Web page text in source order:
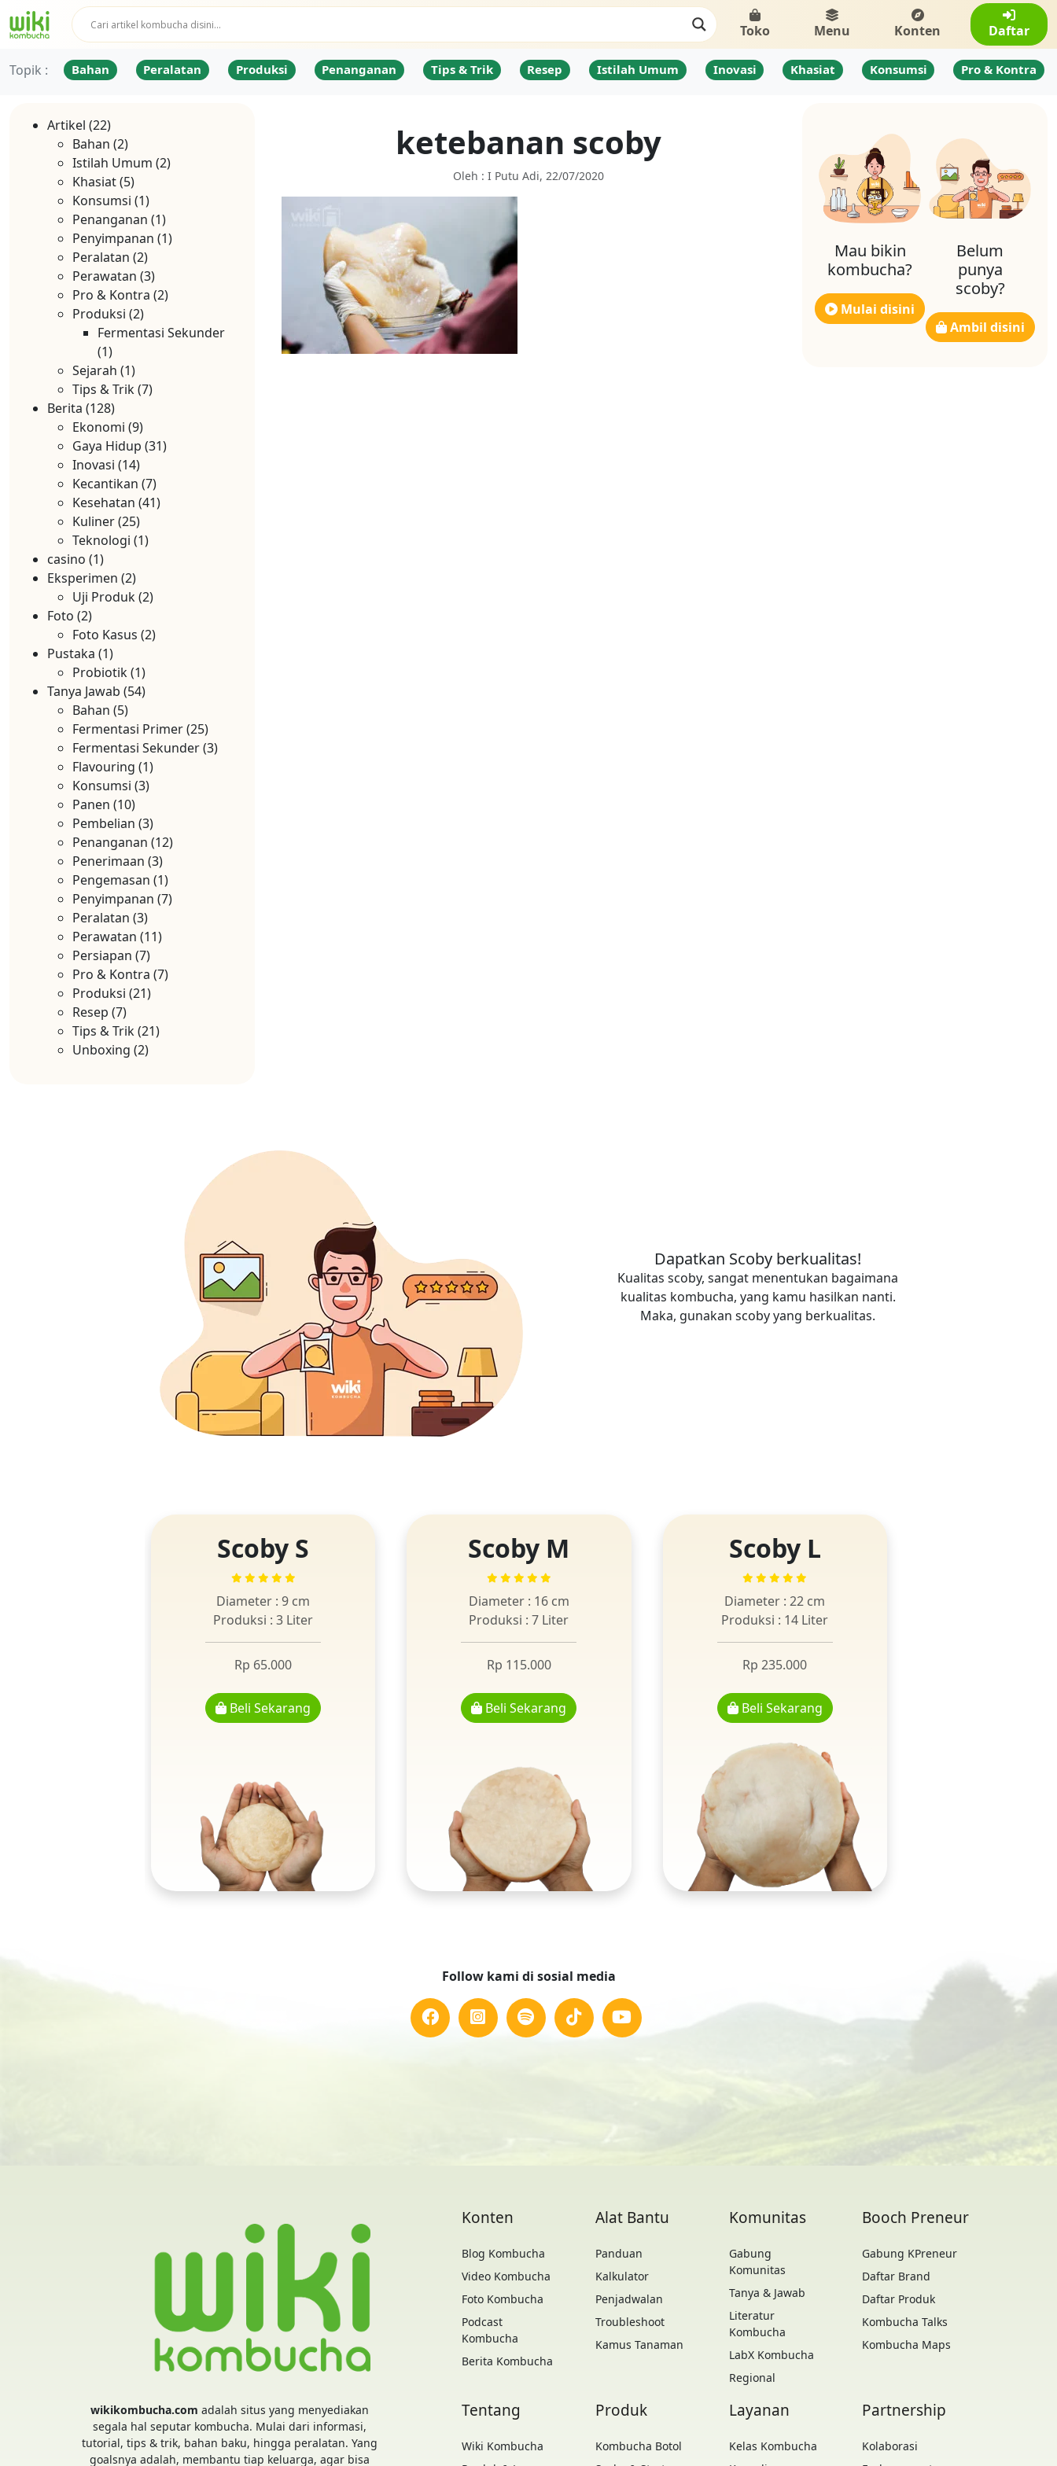
Toko Menu Konten Daftar
Topik : Bahan Peralatan Produksi Penanganan Tips & Trik Resep Istilah Umum Inovasi Khasiat Konsumsi Pro & Kontra
Mau bikin
kombucha?
Mulai disini
Belum
punya
scoby?
Ambil disini
ketebanan scoby
Oleh : I Putu Adi, 22/07/2020
Artikel (22)
Bahan (2)
Istilah Umum (2)
Khasiat(5)
Konsumsi (1)
Penanganan (1)
Penyimpanan (1)
Peralatan (2)
Perawatan (3)
Pro & Kontra (2)
Produksi (2)
Fermentasi Sekunder
(1)
Sejarah (1)
Tips & Trik(7)
Berita (128)
Ekonomi (9)
Gaya Hidup (31)
Inovasi (14)
Kecantikan (7)
Kesehatan (41)
Kuliner(25)
Teknologi (1)
casino (1)
Eksperimen (2)
Uji Produk(2)
Foto (2)
Foto Kasus (2)
Pustaka (1)
Probiotik(1)
Tanya Jawab (54)
Bahan (5)
Fermentasi Primer(25)
Fermentasi Sekunder(3)
Flavouring (1)
Konsumsi (3)
Panen (10)
Pembelian (3)
Penanganan (12)
Penerimaan (3)
Pengemasan (1)
Penyimpanan (7)
Peralatan (3)
Perawatan (11)
Persiapan (7)
Pro & Kontra (7)
Produksi (21)
Resep (7)
Tips & Trik(21)
Unboxing (2)
Dapatkan Scoby berkualitas!
Kualitas scoby, sangat menentukan bagaimana
kualitas kombucha, yang kamu hasilkan nanti.
Maka, gunakan scoby yang berkualitas.
Scoby S
Diameter : 9 cm
Produksi : 3 Liter
Rp 65.000
Beli Sekarang
Scoby M
Diameter : 16 cm
Produksi : 7 Liter
Rp 115.000
Beli Sekarang
Scoby L
Diameter : 22 cm
Produksi : 14 Liter
Rp 235.000
Beli Sekarang
Follow kami di sosial media
Konten
Blog Kombucha
Video Kombucha
Foto Kombucha
Podcast
Kombucha
Berita Kombucha
Alat Bantu
Panduan
Kalkulator
Penjadwalan
Troubleshoot
Kamus Tanaman
Komunitas
Gabung
Komunitas
Tanya & Jawab
Literatur
Kombucha
LabX Kombucha
Regional
Booch Preneur
Gabung KPreneur
Daftar Brand
Daftar Produk
Kombucha Talks
Kombucha Maps
wikikombucha.com adalah situs yang menyediakan
segala hal seputar kombucha. Mulai dari informasi,
tutorial, tips & trik, bahan baku, hingga peralatan. Yang
goalsnya adalah, membantu tiap keluarga, agar bisa
Tentang
Wiki Kombucha
Produk
Kombucha Botol
Layanan
Kelas Kombucha
Partnership
Kolaborasi